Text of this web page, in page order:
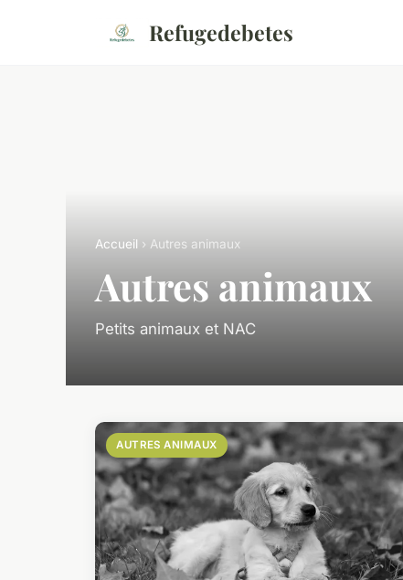
Refugedebetes
Accueil › Autres animaux
Autres animaux
Petits animaux et NAC
AUTRES ANIMAUX